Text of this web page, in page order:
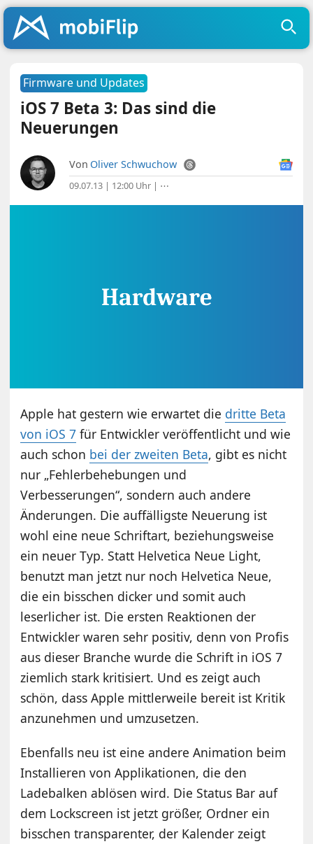
Firmware und Updates
iOS 7 Beta 3: Das sind die
Neuerungen
Von Oliver Schwuchow
09.07.13 | 12:00 Uhr | ⋯
Apple hat gestern wie erwartet die dritte Beta
von iOS 7 für Entwickler veröffentlicht und wie
auch schon bei der zweiten Beta, gibt es nicht
nur „Fehlerbehebungen und
Verbesserungen“, sondern auch andere
Änderungen. Die auffälligste Neuerung ist
wohl eine neue Schriftart, beziehungsweise
ein neuer Typ. Statt Helvetica Neue Light,
benutzt man jetzt nur noch Helvetica Neue,
die ein bisschen dicker und somit auch
leserlicher ist. Die ersten Reaktionen der
Entwickler waren sehr positiv, denn von Profis
aus dieser Branche wurde die Schrift in iOS 7
ziemlich stark kritisiert. Und es zeigt auch
schön, dass Apple mittlerweile bereit ist Kritik
anzunehmen und umzusetzen.
Ebenfalls neu ist eine andere Animation beim
Installieren von Applikationen, die den
Ladebalken ablösen wird. Die Status Bar auf
dem Lockscreen ist jetzt größer, Ordner ein
bisschen transparenter, der Kalender zeigt